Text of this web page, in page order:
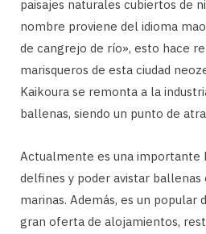
paisajes naturales cubiertos de
nombre proviene del idioma
de cangrejo de río», esto hace
marisqueros de esta ciudad
Kaikoura se remonta a la
ballenas, siendo un punto de
Actualmente es una importante
delfines y poder avistar
marinas. Además, es un popular
gran oferta de alojamientos,